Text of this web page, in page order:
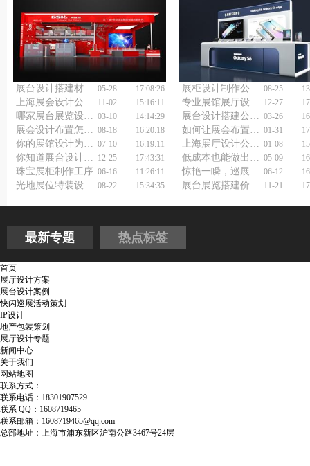
展台设计搭建材料有什么？ 05-28 17:08:26 展柜设计制作公司浅谈玻璃展柜选购 08-25
上海展会设计公司浅谈展台设计搭建 11-02 15:16:11 专业展馆展厅设计公司：为您点亮商业之魂 12-27
哪家展台展览设计公司，能让你的展台自带焦点、一眼就出圈？ 03-10 14:14:29 展台设计搭建公司如何做得更好？ 03-26
展会设计布置怎么做好？ 08-18 16:20:18 如何让展会布置搭建公司为你的品牌加分？ 01-31
你的展馆设计为何不够吸睛？上海展会设计制作公司来解答！ 07-10 16:19:11 上海展厅设计公司的优势 01-08
你知道展台设计制作搭建工厂如何打造爆款展台吗？ 12-25 17:43:31 低成本也能做出惊艳的展台制作设计方案吗？省钱又吸睛！ 05-09
珠宝展柜制作工序 06-16 11:26:11 惊艳一瞬，巡展快闪店设计公司有何秘诀？ 06-12
光地展位特装设计搭建如何抓住观众眼球？ 08-22 15:34:35 展台展览搭建价格怎么省才不踩雷？ 11-21
最新专题 热点标签
首页
展厅设计方案
展台设计案例
快闪巡展活动策划
IP设计
地产包装策划
展厅设计专题
新闻中心
关于我们
网站地图
联系方式：
联系电话：18301907529
联系 QQ：1608719465
联系邮箱：1608719465@qq.com
总部地址：上海市浦东新区沪南公路3467号24层